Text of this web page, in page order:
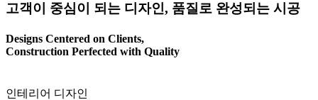
고객이 중심이 되는 디자인, 품질로 완성되는 시공
Designs Centered on Clients,
Construction Perfected with Quality
인테리어 디자인